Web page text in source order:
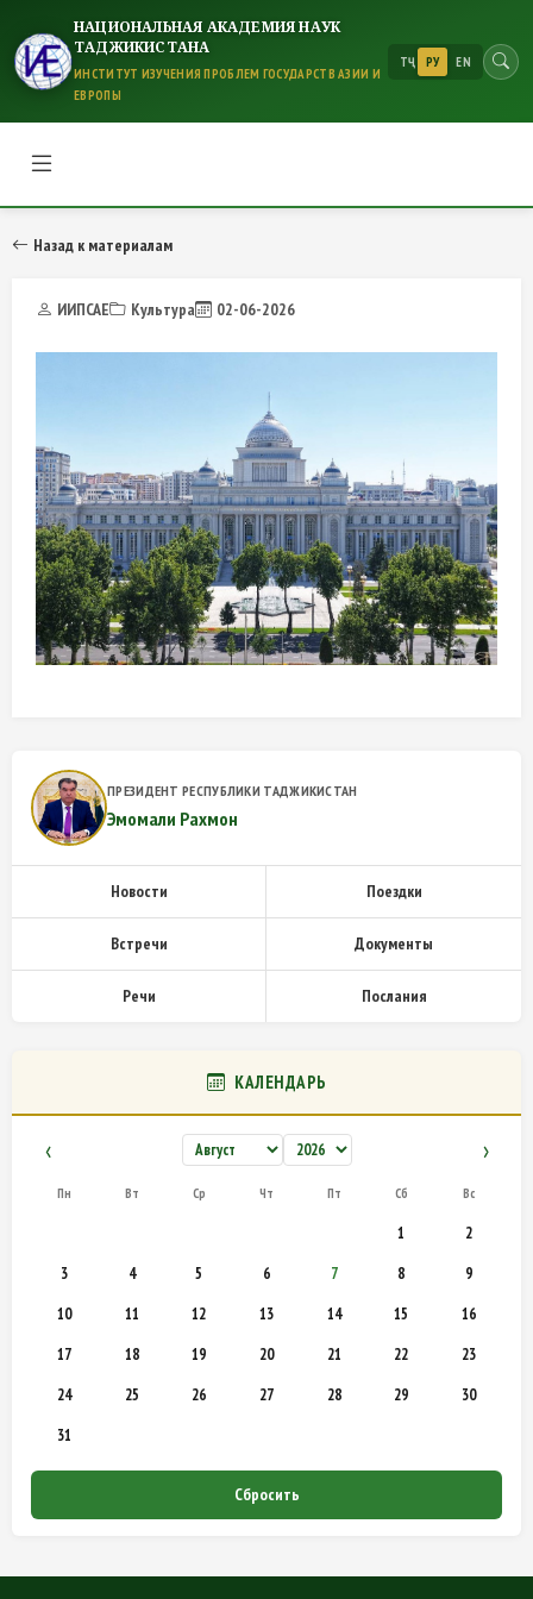
НАЦИОНАЛЬНАЯ АКАДЕМИЯ НАУК
ТАДЖИКИСТАНА
ИНСТИТУТ ИЗУЧЕНИЯ ПРОБЛЕМ ГОСУДАРСТВ АЗИИ И
ЕВРОПЫ
ТҶ РУ EN
Назад к материалам
ИИПСАЕ Культура 02-06-2026
ПРЕЗИДЕНТ РЕСПУБЛИКИ ТАДЖИКИСТАН
Эмомали Рахмон
Новости Поездки
Встречи Документы
Речи Послания
КАЛЕНДАРЬ
‹ ›
Пн Вт Ср Чт Пт Сб Вс
1
2
3
4 5 6 7 8
9
10
11 12 13 14 15
16
17
18 19 20 21 22
23
24
25 26 27 28 29
30
31
Сбросить